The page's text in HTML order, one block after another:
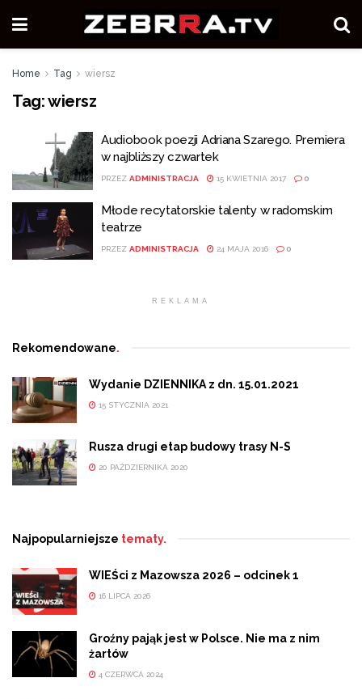
Home Tag wiersz
Tag:wiersz
Audiobook poezji Adriana Szarego. Premiera
w najbliższy czwartek
PRZEZ ADMINISTRACJA 15 KWIETNIA 2017 0
Młode recytatorskie talenty w radomskim
teatrze
PRZEZ ADMINISTRACJA 24 MAJA 2016 0
REKLAMA
Rekomendowane.
Wydanie DZIENNIKA z dn. 15.01.2021
15 STYCZNIA 2021
Rusza drugi etap budowy trasy N-S
20 PAŹDZIERNIKA 2020
Najpopularniejsze tematy.
WIEŚci z Mazowsza 2026 – odcinek 1
16 LIPCA 2026
Groźny pająk jest w Polsce. Nie ma z nim
żartów
4 CZERWCA 2024